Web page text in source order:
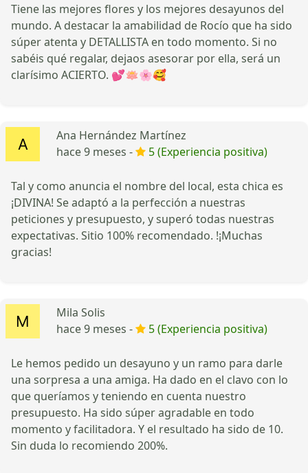
Tiene las mejores flores y los mejores desayunos del
mundo. A destacar la amabilidad de Rocío que ha sido
súper atenta y DETALLISTA en todo momento. Si no
sabéis qué regalar, dejaos asesorar por ella, será un
clarísimo ACIERTO. 💕🪷🌸🥰
Ana Hernández Martínez
hace 9 meses -
5 (Experiencia positiva)
Tal y como anuncia el nombre del local, esta chica es
¡DIVINA! Se adaptó a la perfección a nuestras
peticiones y presupuesto, y superó todas nuestras
expectativas. Sitio 100% recomendado. !¡Muchas
gracias!
Mila Solis
hace 9 meses -
5 (Experiencia positiva)
Le hemos pedido un desayuno y un ramo para darle
una sorpresa a una amiga. Ha dado en el clavo con lo
que queríamos y teniendo en cuenta nuestro
presupuesto. Ha sido súper agradable en todo
momento y facilitadora. Y el resultado ha sido de 10.
Sin duda lo recomiendo 200%.